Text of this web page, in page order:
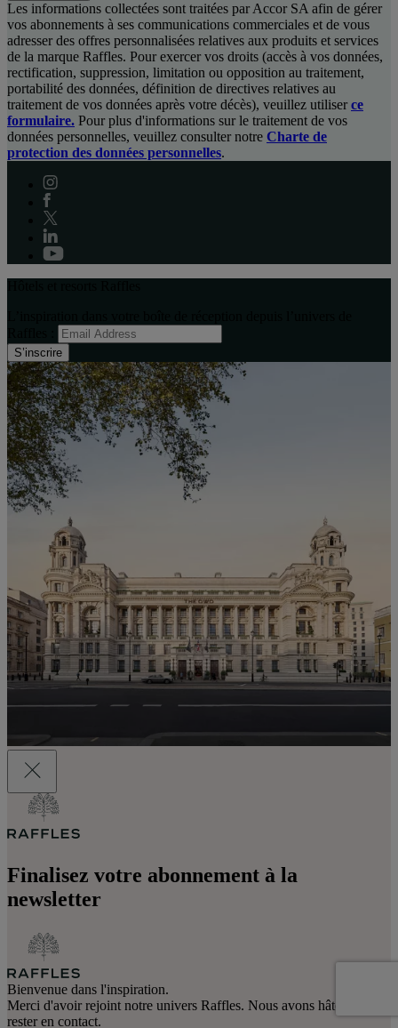
Les informations collectées sont traitées par Accor SA afin de gérer
vos abonnements à ses communications commerciales et de vous
adresser des offres personnalisées relatives aux produits et services
de la marque Raffles. Pour exercer vos droits (accès à vos données,
rectification, suppression, limitation ou opposition au traitement,
portabilité des données, définition de directives relatives au
traitement de vos données après votre décès), veuillez utiliser ce
formulaire. Pour plus d'informations sur le traitement de vos
données personnelles, veuillez consulter notre Charte de
protection des données personnelles.
S’inscrire
Finalisez votre abonnement à la
newsletter
Bienvenue dans l'inspiration.
Merci d'avoir rejoint notre univers Raffles. Nous avons hâte de
rester en contact.